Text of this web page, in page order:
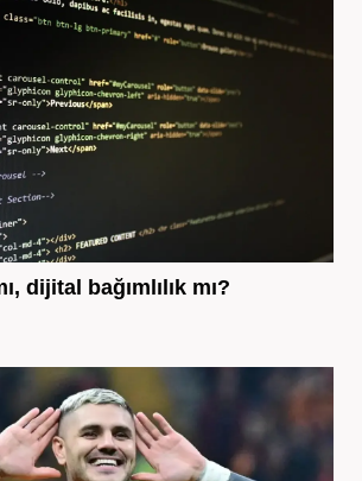
dijital bağımlılık mı?